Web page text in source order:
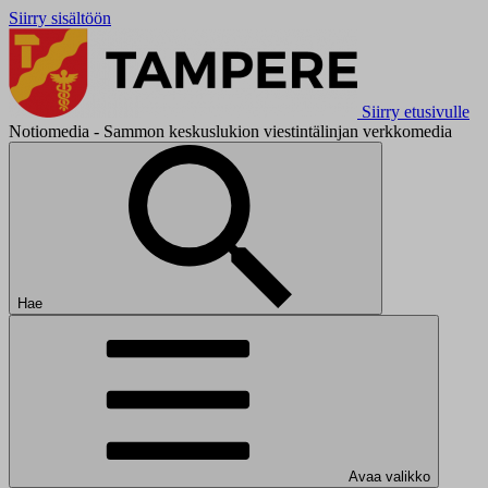
Siirry sisältöön
Siirry etusivulle
Notiomedia - Sammon keskuslukion viestintälinjan verkkomedia
Hae
Avaa valikko